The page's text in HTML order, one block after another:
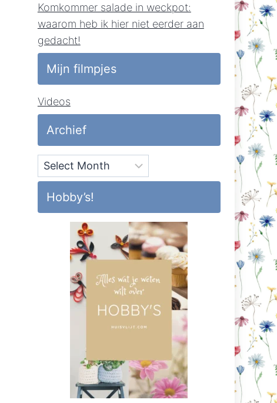
Komkommer salade in weckpot:
waarom heb ik hier niet eerder aan
gedacht!
Mijn filmpjes
Videos
Archief
Archief
Hobby’s!